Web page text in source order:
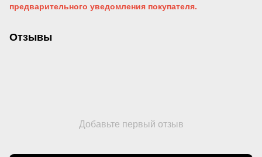
предварительного уведомления покупателя.
Отзывы
Добавьте первый отзыв